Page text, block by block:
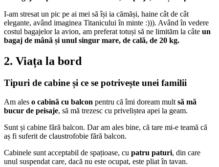
I-am stresat un pic pe ai mei să își ia cămăși, haine cât de cât
elegante, având imaginea Titanicului în minte :))). Având în vedere
costul bagajelor la avion, am preferat totuși să ne limităm la câte un
bagaj de mână și unul singur mare, de cală, de 20 kg.
2. Viața la bord
Tipuri de cabine și ce se potrivește unei familii
Am ales o cabină cu balcon pentru că îmi doream mult să mă
bucur de peisaje, să mă trezesc cu priveliștea apei la geam.
Sunt și cabine fără balcon. Dar am ales bine, că tare mi-e teamă că
aș fi suferit de claustrofobie fără balcon.
Cabinele sunt acceptabil de spațioase, cu patru paturi, din care
unul suspendat care, dacă nu este ocupat, este pliat în tavan.